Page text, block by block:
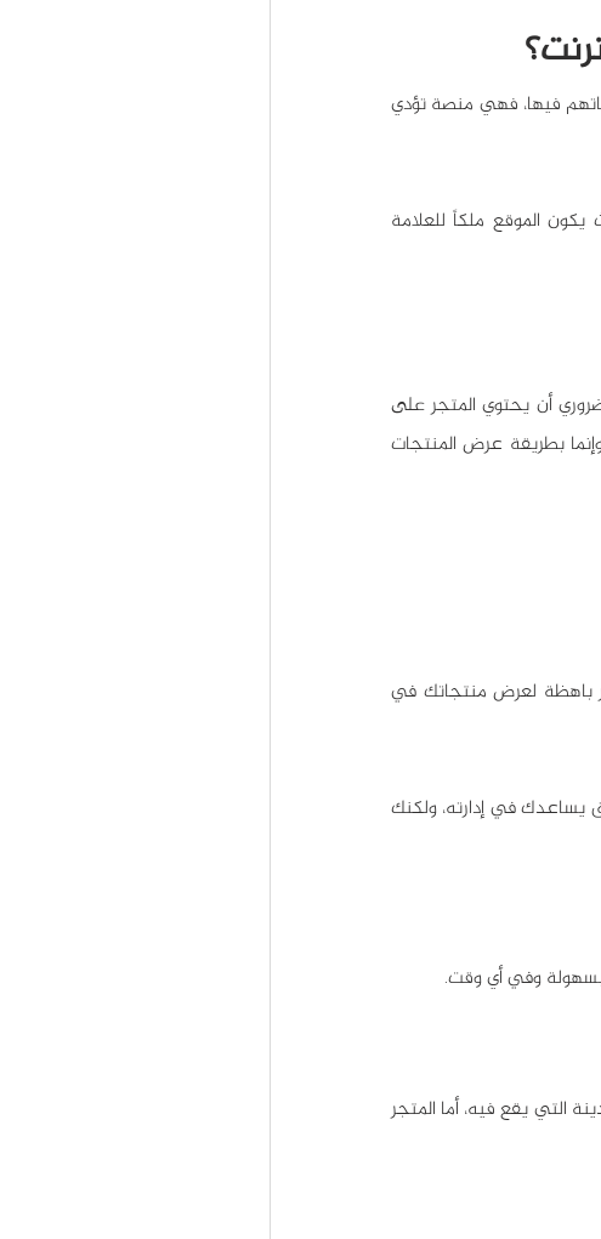
بسهولة وفي أي وقت.
إن كنت تمتلك متجراً على أرض الواقع، فقد لا تكون معروفاً سوى لسكان الحي أو المنطقة أو المدينة التي يقع فيه، أما المتجر